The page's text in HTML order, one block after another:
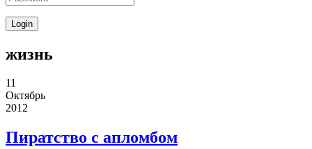
жизнь
11
Октябрь
2012
Пиратство с апломбом